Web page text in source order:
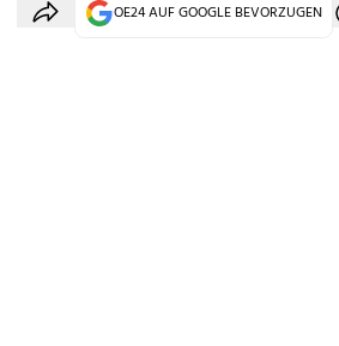
OE24 AUF GOOGLE BEVORZUGEN